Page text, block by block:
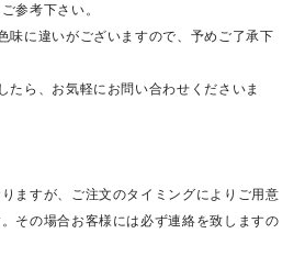
参考下さい。
味に違いがございますので、予めご了承下
たら、お気軽にお問い合わせくださいま
ますが、ご注文のタイミングによりご用意
その場合お客様には必ず連絡を致しますの